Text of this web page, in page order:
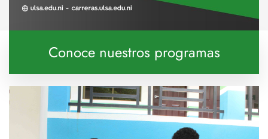
Conoce nuestros programas